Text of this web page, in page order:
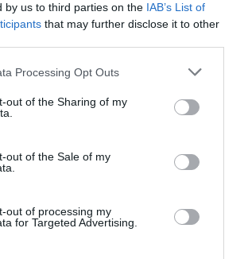
by us to third parties on the IAB’s List of
that may further disclose it to other
website/app uses one or more Google
visit or usage behaviour. You may click to
to Google and its third-party tags to
below specified purposes in below Google
Processing Opt Outs
out of the Sharing of my
out of the Sale of my
out of processing my
for Targeted Advertising.
A TENYEREDBEN IS ELFÉR